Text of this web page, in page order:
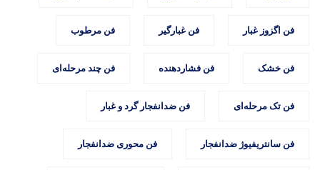
فن اگزوز غبار فن غبارگیر فن مرطوب
فن خشک فن فشاردهنده فن چند مرحله‌ای
فن تک مرحله‌ای فن ضدانفجار گرد و غبار
فن سانتریفیوژ ضدانفجار فن محوری ضدانفجار